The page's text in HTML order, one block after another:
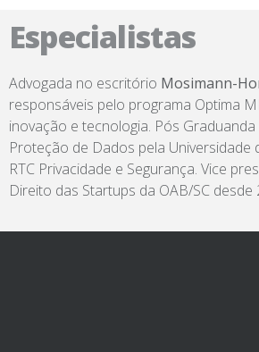
Especialistas
Advogada no escritório Mosimann-
responsáveis pelo programa Optima
inovação e tecnologia. Pós
Proteção de Dados pela Universidade
RTC Privacidade e Segurança. Vice
Direito das Startups da OAB/SC desde